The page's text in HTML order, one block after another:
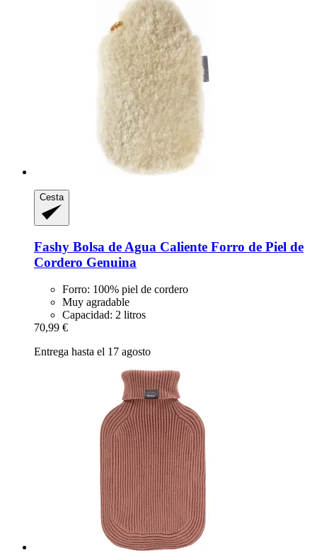
Cesta
Fashy Bolsa de Agua Caliente Forro de Piel de
Cordero Genuina
Forro: 100% piel de cordero
Muy agradable
Capacidad: 2 litros
70,99 €
Entrega hasta el 17 agosto